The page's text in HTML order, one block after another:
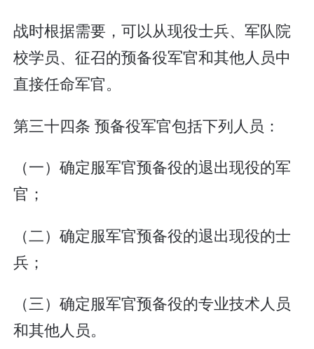
战时根据需要，可以从现役士兵、军队院
校学员、征召的预备役军官和其他人员中
直接任命军官。
第三十四条 预备役军官包括下列人员：
（一）确定服军官预备役的退出现役的军
官；
（二）确定服军官预备役的退出现役的士
兵；
（三）确定服军官预备役的专业技术人员
和其他人员。